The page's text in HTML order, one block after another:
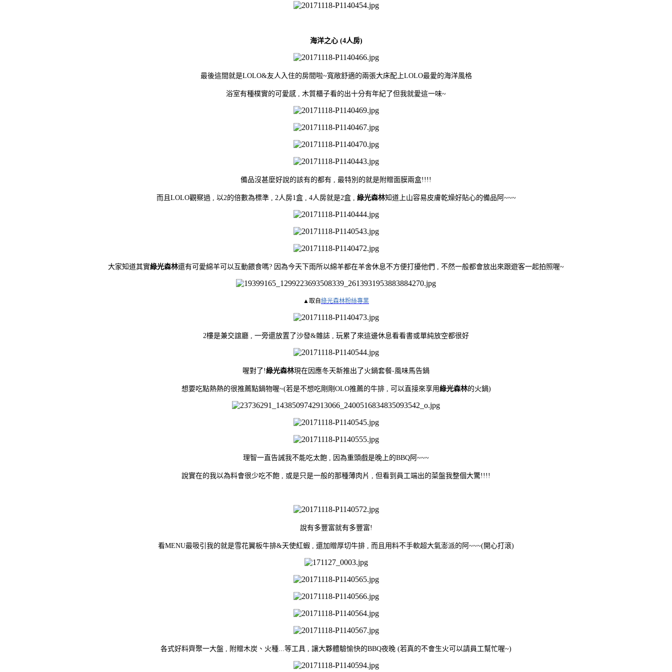
海洋之心 (4人房)
最後這間就是LOLO&友人入住的房間啦~寬敞舒適的兩張大床配上LOLO最愛的海洋風格
浴室有種樸實的可愛感 , 木質櫃子看的出十分有年紀了但我就愛這一味~
備品沒甚麼好說的該有的都有 , 最特別的就是附贈面膜兩盒!!!!
而且LOLO觀察過 , 以2的倍數為標準 , 2人房1盒 , 4人房就是2盒 , 綠光森林知道上山容易皮膚乾燥好貼心的備品阿~~~
大家知道其實綠光森林還有可愛綿羊可以互動餵食嗎? 因為今天下雨所以綿羊都在羊舍休息不方便打擾他們 , 不然一般都會放出來跟遊客一起拍照喔~
▲取自綠光森林粉絲專業
2樓是兼交誼廳 , 一旁還放置了沙發&雜誌 , 玩累了來這邊休息看看書或單純放空都很好
喔對了!綠光森林現在因應冬天新推出了火鍋套餐-風味馬告鍋
想要吃點熱熱的很推薦點鍋物喔~(若是不想吃剛剛OLO推薦的牛排 , 可以直接來享用綠光森林的火鍋)
理智一直告誡我不能吃太飽 , 因為重頭戲是晚上的BBQ阿~~~
說實在的我以為料會很少吃不飽 , 或是只是一般的那種薄肉片 , 但看到員工端出的菜盤我整個大驚!!!!
說有多豐富就有多豐富!
看MENU最吸引我的就是雪花翼板牛排&天使紅蝦 , 還加贈厚切牛排 , 而且用料不手軟超大氣澎派的阿~~~(開心打滾)
各式好料齊聚一大盤 , 附贈木炭、火種...等工具 , 讓大夥體驗愉快的BBQ夜晚 (若真的不會生火可以請員工幫忙喔~)